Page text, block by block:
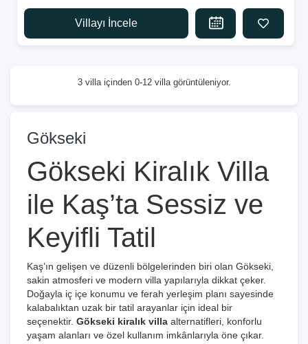
Villayı İncele
3 villa içinden 0-12 villa görüntüleniyor.
Gökseki
Gökseki Kiralık Villa
ile Kaş’ta Sessiz ve
Keyifli Tatil
Kaş’ın gelişen ve düzenli bölgelerinden biri olan Gökseki,
sakin atmosferi ve modern villa yapılarıyla dikkat çeker.
Doğayla iç içe konumu ve ferah yerleşim planı sayesinde
kalabalıktan uzak bir tatil arayanlar için ideal bir
seçenektir. Gökseki kiralık villa alternatifleri, konforlu
yaşam alanları ve özel kullanım imkânlarıyla öne çıkar.